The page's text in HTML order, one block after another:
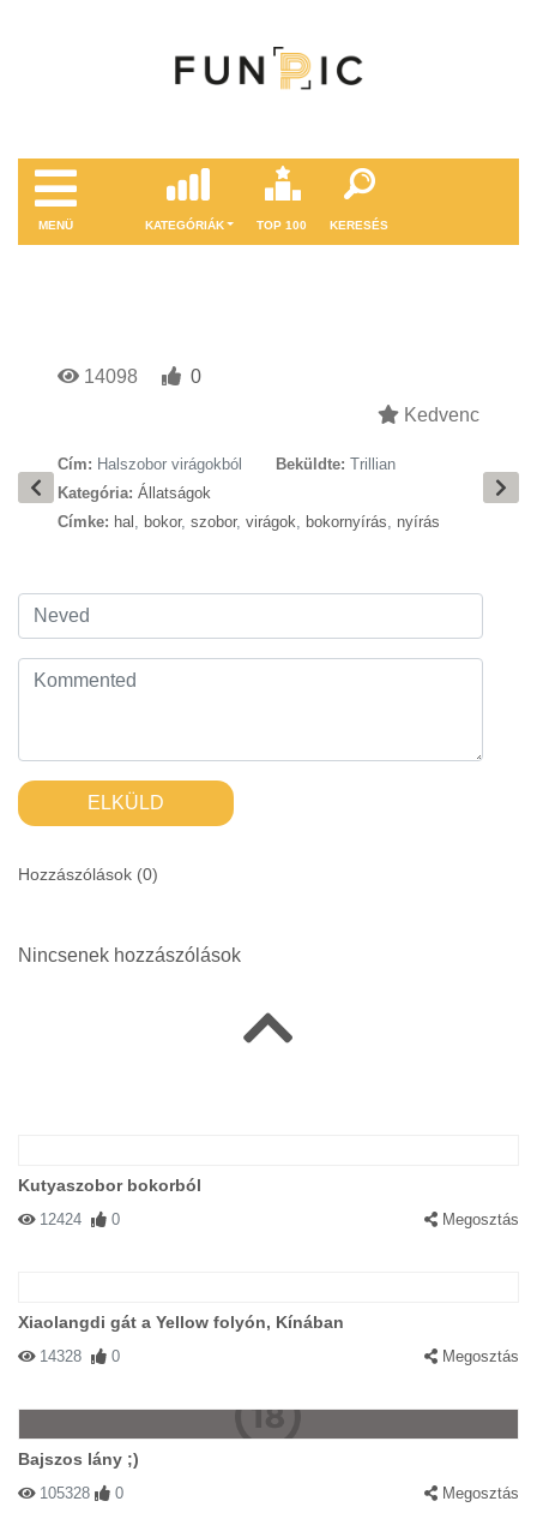
MENÜ KATEGÓRIÁK TOP 100 KERESÉS
14098
0
Kedvenc
Cím: Halszobor virágokból Beküldte: Trillian
Kategória: Állatságok
Címke: hal , bokor, szobor, virágok, bokornyírás, nyírás
ELKÜLD
Hozzászólások (0)
Nincsenek hozzászólások
Kutyaszobor bokorból
12424 0 Megosztás
Xiaolangdi gát a Yellow folyón, Kínában
14328 0 Megosztás
Bajszos lány ;)
105328 0 Megosztás